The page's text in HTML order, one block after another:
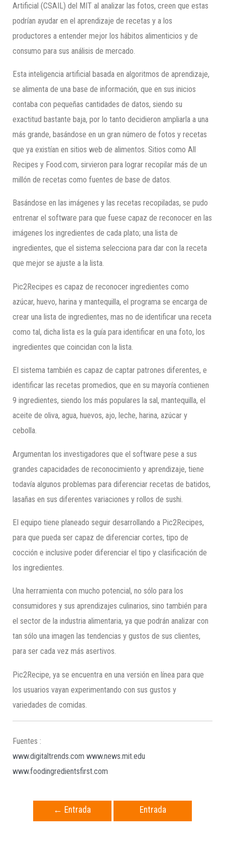
Artificial (CSAIL) del MIT al analizar las fotos, creen que estas
podrían ayudar en el aprendizaje de recetas y a los
productores a entender mejor los hábitos alimenticios y de
consumo para sus análisis de mercado.
Esta inteligencia artificial basada en algoritmos de aprendizaje,
se alimenta de una base de información, que en sus inicios
contaba con pequeñas cantidades de datos, siendo su
exactitud bastante baja, por lo tanto decidieron ampliarla a una
más grande, basándose en un gran número de fotos y recetas
que ya existían en sitios web de alimentos. Sitios como All
Recipes y Food.com, sirvieron para lograr recopilar más de un
millón de recetas como fuentes de base de datos.
Basándose en las imágenes y las recetas recopiladas, se pudo
entrenar el software para que fuese capaz de reconocer en las
imágenes los ingredientes de cada plato; una lista de
ingredientes, que el sistema selecciona para dar con la receta
que mejor se ajuste a la lista.
Pic2Recipes es capaz de reconocer ingredientes como
azúcar, huevo, harina y mantequilla, el programa se encarga de
crear una lista de ingredientes, mas no de identificar una receta
como tal, dicha lista es la guía para identificar en una foto, los
ingredientes que coincidan con la lista.
El sistema también es capaz de captar patrones diferentes, e
identificar las recetas promedios, que en su mayoría contienen
9 ingredientes, siendo los más populares la sal, mantequilla, el
aceite de oliva, agua, huevos, ajo, leche, harina, azúcar y
cebolla.
Argumentan los investigadores que el software pese a sus
grandes capacidades de reconocimiento y aprendizaje, tiene
todavía algunos problemas para diferenciar recetas de batidos,
lasañas en sus diferentes variaciones y rollos de sushi.
El equipo tiene planeado seguir desarrollando a Pic2Recipes,
para que pueda ser capaz de diferenciar cortes, tipo de
cocción e inclusive poder diferenciar el tipo y clasificación de
los ingredientes.
Una herramienta con mucho potencial, no sólo para los
consumidores y sus aprendizajes culinarios, sino también para
el sector de la industria alimentaria, ya que podrán analizar con
tan sólo una imagen las tendencias y gustos de sus clientes,
para ser cada vez más asertivos.
Pic2Recipe, ya se encuentra en una versión en línea para que
los usuarios vayan experimentando con sus gustos y
variedades de comidas.
Fuentes :
www.digitaltrends.com www.news.mit.edu
www.foodingredientsfirst.com
← Entrada
Entrada